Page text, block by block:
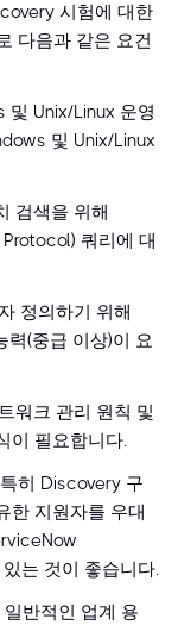
시험에 대한
다음과 같은 요건
및 Unix/Linux 운영
및 Unix/Linux
검색을 위해
쿼리에 대
정의하기 위해
(중급 이상)이 요
워크 관리 원칙 및
이 필요합니다.
히 Discovery 구
한 지원자를 우대
는 것이 좋습니다.
반적인 업계 용